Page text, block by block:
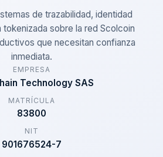
de trazabilidad, identidad
sobre la red Scolcoin
que necesitan confianza
inmediata.
EMPRESA
Technology SAS
MATRÍCULA
83800
NIT
901676524-7